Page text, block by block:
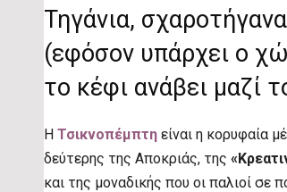
Τηγάνια,
(εφόσον υπάρχει ο
το κέφι ανάβει μαζί
Η Τσικνοπέμπτη είναι η κορυφαία
δεύτερης της Αποκριάς, της
και της μοναδικής που οι παλιοί σε